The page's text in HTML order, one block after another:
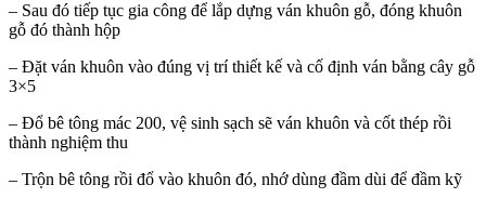
– Sau đó tiếp tục gia công để lắp dựng ván khuôn gỗ, đóng khuôn
gỗ đó thành hộp
– Đặt ván khuôn vào đúng vị trí thiết kế và cố định ván bằng cây gỗ
3×5
– Đổ bê tông mác 200, vệ sinh sạch sẽ ván khuôn và cốt thép rồi
thành nghiệm thu
– Trộn bê tông rồi đổ vào khuôn đó, nhớ dùng đầm dùi để đầm kỹ